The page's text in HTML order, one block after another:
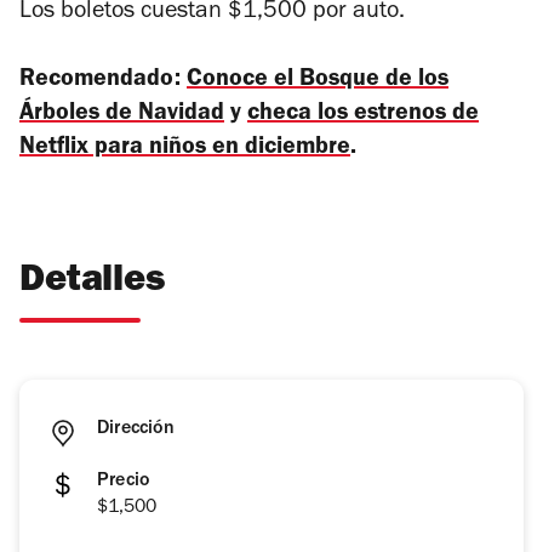
Los boletos cuestan $1,500 por auto.
Recomendado: Conoce el Bosque de los
Árboles de Navidad y checa los estrenos de
Netflix para niños en diciembre.
Detalles
Dirección
Precio
$1,500